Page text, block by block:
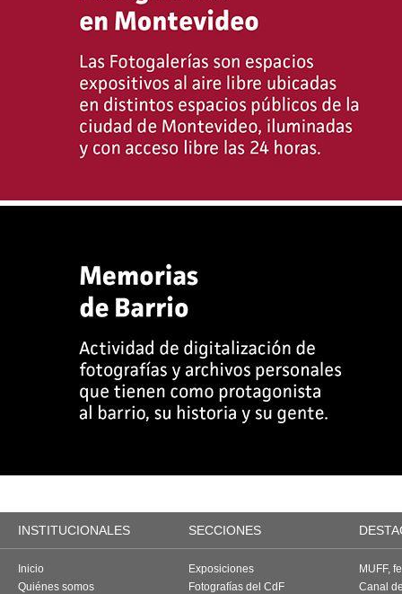
INSTITUCIONALES SECCIONES
Inicio
Quiénes somos
Exposiciones
Fotografías del CdF
MUFF,
Canal